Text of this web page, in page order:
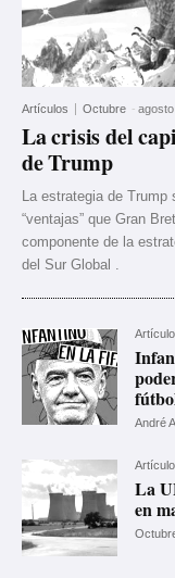
Artículos Octubre -
La crisis del
de Trump
La estrategia de Trump
“ventajas” que Gran
componente de la
del Sur Global .
André
La
en